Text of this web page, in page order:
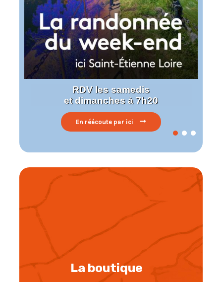
En réécoute par ici
RDV les samedis
et dimanches à 7h20
La boutique